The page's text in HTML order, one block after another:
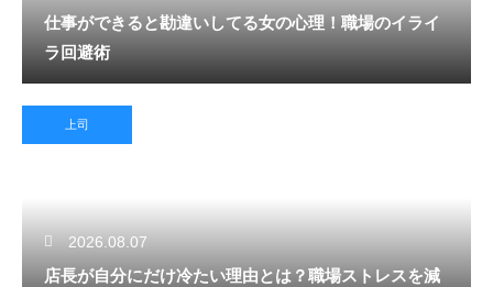
仕事ができると勘違いしてる女の心理！職場のイライ
ラ回避術
上司
2026.08.07
店長が自分にだけ冷たい理由とは？職場ストレスを減